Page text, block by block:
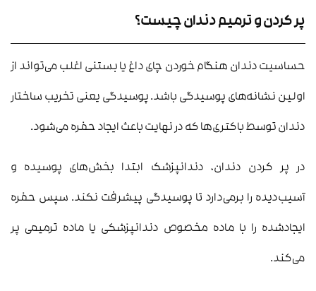
پر کردن و ترمیم دندان چیست؟
حساسیت دندان هنگام خوردن چای داغ یا بستنی اغلب می‌تواند از
اولین نشانه‌های پوسیدگی باشد. پوسیدگی یعنی تخریب ساختار
دندان توسط باکتری‌ها که در نهایت باعث ایجاد حفره می‌شود.
در پر کردن دندان، دندانپزشک ابتدا بخش‌های پوسیده و
آسیب‌دیده را برمی‌دارد تا پوسیدگی پیشرفت نکند. سپس حفره
ایجادشده را با ماده مخصوص دندانپزشکی یا ماده ترمیمی پر
می‌کند.